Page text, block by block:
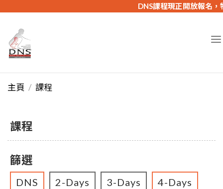
DNS課程現正開放報名，物
主頁 課程
課程
篩選
DNS 2-Days 3-Days 4-Days